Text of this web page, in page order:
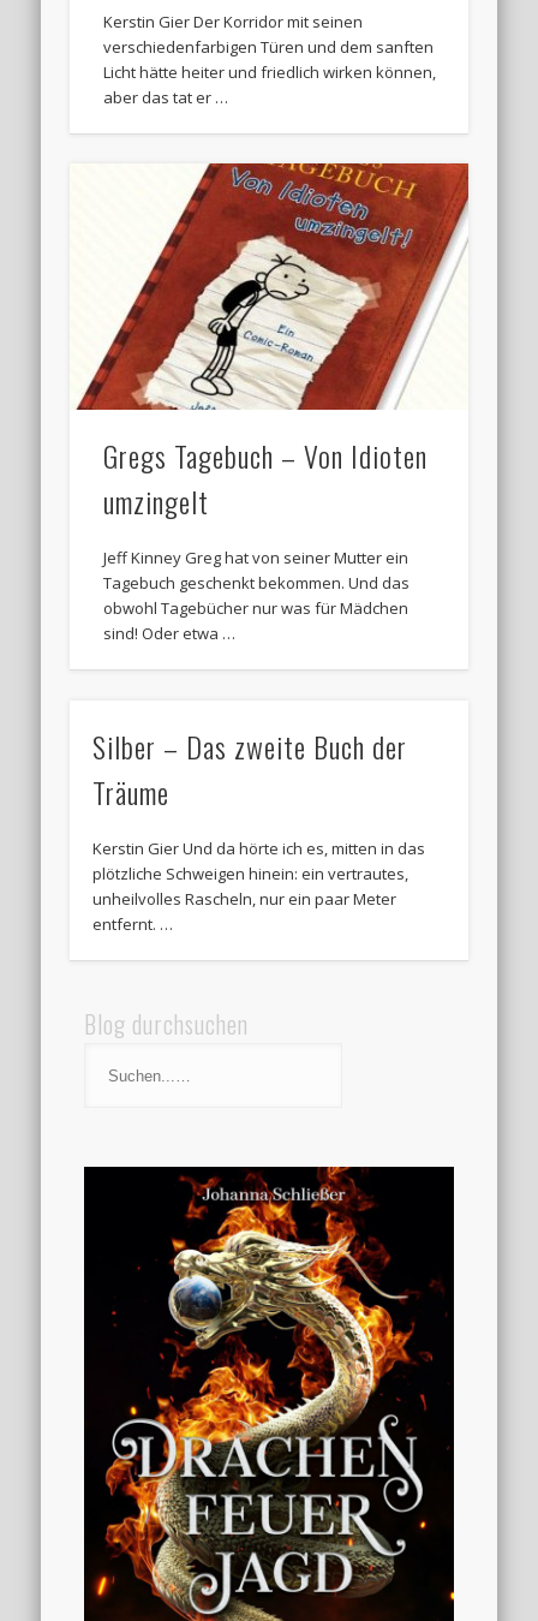
Kerstin Gier Der Korridor mit seinen
verschiedenfarbigen Türen und dem sanften
Licht hätte heiter und friedlich wirken können,
aber das tat er …
Gregs Tagebuch – Von Idioten
umzingelt
Jeff Kinney Greg hat von seiner Mutter ein
Tagebuch geschenkt bekommen. Und das
obwohl Tagebücher nur was für Mädchen
sind! Oder etwa …
Silber – Das zweite Buch der
Träume
Kerstin Gier Und da hörte ich es, mitten in das
plötzliche Schweigen hinein: ein vertrautes,
unheilvolles Rascheln, nur ein paar Meter
entfernt. …
Blog durchsuchen